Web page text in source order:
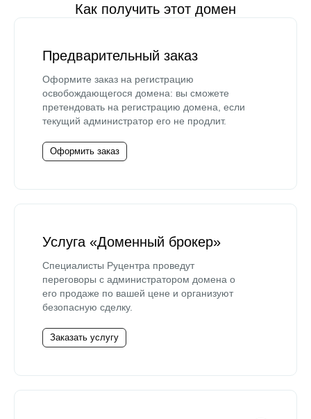
Как получить этот домен
Предварительный заказ
Оформите заказ на регистрацию
освобождающегося домена: вы сможете
претендовать на регистрацию домена, если
текущий администратор его не продлит.
Оформить заказ
Услуга «Доменный брокер»
Специалисты Руцентра проведут
переговоры с администратором домена о
его продаже по вашей цене и организуют
безопасную сделку.
Заказать услугу